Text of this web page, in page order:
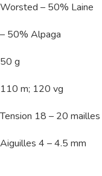
Worsted – 50% Laine
– 50% Alpaga
50 g
110 m; 120 vg
Tension 18 – 20
Aiguilles 4 – 4.5 mm